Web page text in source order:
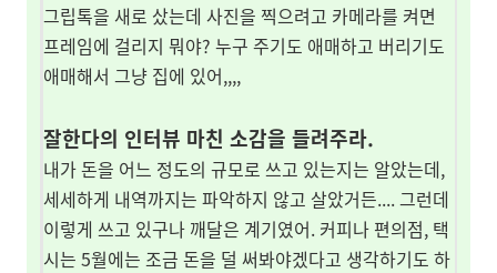
그립톡을 새로 샀는데 사진을 찍으려고 카메라를 켜면
프레임에 걸리지 뭐야? 누구 주기도 애매하고 버리기도
애매해서 그냥 집에 있어,,,,
잘한다의 인터뷰 마친 소감을 들려주라.
내가 돈을 어느 정도의 규모로 쓰고 있는지는 알았는데,
세세하게 내역까지는 파악하지 않고 살았거든.... 그런데
이렇게 쓰고 있구나 깨달은 계기였어. 커피나 편의점, 택
시는 5월에는 조금 돈을 덜 써봐야겠다고 생각하기도 하